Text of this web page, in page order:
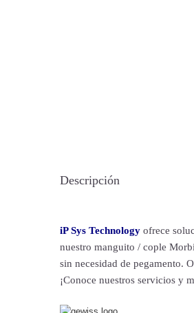
Descripción
iP Sys Technology ofrece
nuestro manguito / cople
sin necesidad de pegamento.
¡Conoce nuestros servicios y